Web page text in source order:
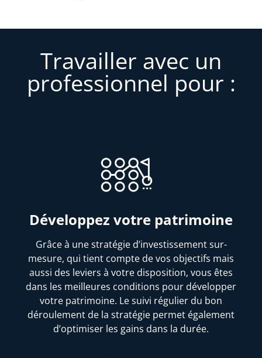
Travailler avec un
professionnel pour :
Développez votre patrimoine
Grâce à une stratégie d’investissement sur-
mesure, qui tient compte de vos objectifs mais
aussi des leviers à votre disposition, vous êtes
dans les meilleures conditions pour développer
votre patrimoine. Le suivi régulier du bon
déroulement de la stratégie permet également
d’optimiser les gains dans la durée.